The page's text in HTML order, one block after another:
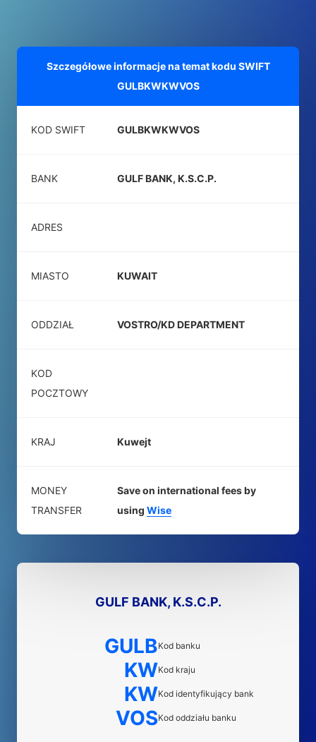
Szczegółowe informacje na temat kodu SWIFT
GULBKWKWVOS
KOD SWIFT GULBKWKWVOS
BANK GULF BANK, K.S.C.P.
ADRES
MIASTO KUWAIT
ODDZIAŁ VOSTRO/KD DEPARTMENT
KOD
POCZTOWY
KRAJ Kuwejt
MONEY
TRANSFER
Save on international fees by
using Wise
GULF BANK, K.S.C.P.
GULBKod banku
KWKod kraju
KWKod identyfikujący bank
VOSKod oddziału banku